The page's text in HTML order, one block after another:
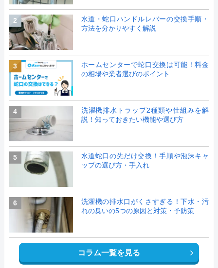
2
水道・蛇口ハンドルレバーの交換手順・
方法を分かりやすく解説
3
ホームセンターで蛇口交換は可能！料金
の相場や業者選びのポイント
4
洗濯機排水トラップ2種類や仕組みを解
説！知っておきたい機能や選び方
5
水道蛇口の先だけ交換！手順や泡沫キャ
ップの選び方・手入れ
6
洗濯機の排水口がくさすぎる！下水・汚
れの臭いの5つの原因と対策・予防策
コラム一覧を見る